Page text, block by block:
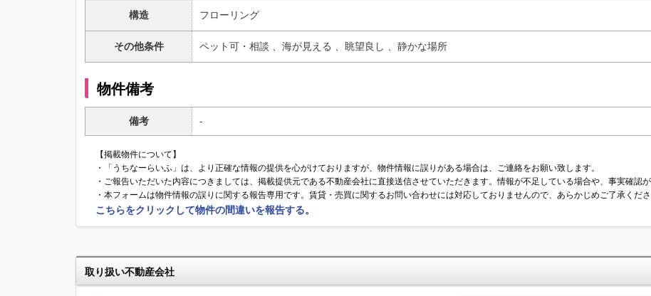
構造 フローリング
その他条件 ペット可・相談 、 海が見える 、 眺望良し 、 静かな場所
物件備考
備考 -
【掲載物件について】
・「うちなーらいふ」は、より正確な情報の提供を心がけておりますが、物件情報に誤りがある場合は、ご連絡をお願い致します。
・ご報告いただいた内容につきましては、掲載提供元である不動産会社に直接送信させていただきます。情報が不足している場合や、事実確認
・本フォームは物件情報の誤りに関する報告専用です。賃貸・売買に関するお問い合わせには対応しておりませんので、あらかじめご了承くださ
こちらをクリックして物件の間違いを報告する。
取り扱い不動産会社